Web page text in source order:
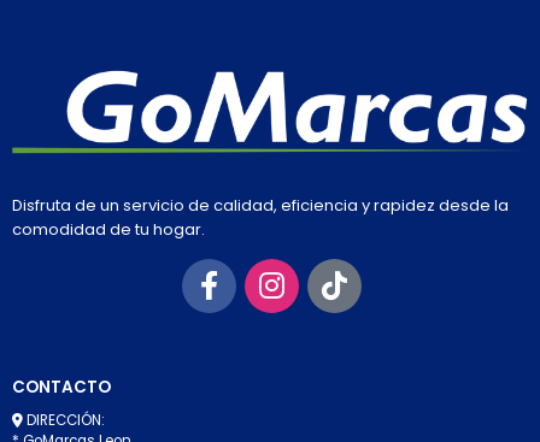
Disfruta de un servicio de calidad, eficiencia y rapidez desde la
comodidad de tu hogar.
CONTACTO
DIRECCIÓN: